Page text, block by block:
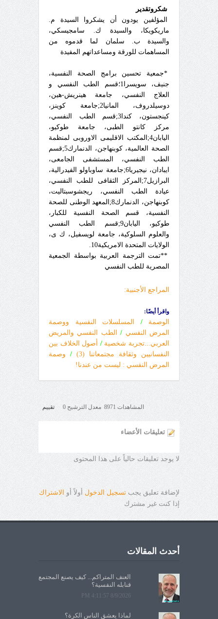
شكروتقدير
المؤلفين يودون أن يشكروا السيدة م.
ماريكويكا، والسيدة ك. سامجيسكي،
والسيدة ب. سلمان لما قدموه من
المساهمات للورقة ومساعداتهم المفيدة
*جمعية تحسين برامج الصحة النفسية،
جنيف، سويسرا1؛قسم الطب النفسي و
العلاج النفسي، جامعة هينريش-هين،
دوسيلدروف، المانيا2;جامعة كوينز،
كينجستون، كندا3;قسم الطب النفسي،
مركز كانتو الطبى، جامعة طوكيو،
اليابان4;المكتب الاقليمى الاوروبى لمنظمة
الصحة العالمية، كوبنهاجن، الدنمارك5;قسم
الطب النفسي، المستشفى الجامعى،
ايبادان، نيجيريا6;جامعة ساوباولو الفيدرالية،
البرازيل7;المركز الثقافى للطب النفسي،
عيادة الطب النفسي، ريجشوسبتاليت،
كوبنهاجن، الدنمارك8;المعهد الوطنى للصحة
النفسية، قسم الصحة النفسية للكبار،
طوكيو، اليابان9;قسم الطب النفسي
والعلوم السلوكية، جامعة لويسفيل، ك ى،
الولايات المتحدة الامريكية10.
**تمت الترجمة العربية بواسطة الجمعية
المصرية للطب النفسي
المراجع الأجنبية:
واقرأ أيضًا:
الوصمة /
المسلسلات النفسية ووصمة
المرض النفسي /
الطب النفسي والمريض
العربي...تجربة شخصية /
أصول الخلاف بين
النفسانيين وثقافة مجتمعاتنا (3)
/ وصمة
المرض النفسي : ليست من عندنا!
المشاهدات 8971 معدل الترشيح 0 تقييم
تعليقات الأعضاء
لا يوجد تعليقات حالياً على هذا المحتوى
لإضافة تعليق يجب تسجيل الدخول أولاً أو
الاشتراك
إذا كنت غير مشترك
أحدث المقالات
العنف المتراكم... كيف يصنع المجتمع
قنابله النفسية؟
8/9/2026 4:11:57 PM
لماذا يعشق الناس الكرة؟